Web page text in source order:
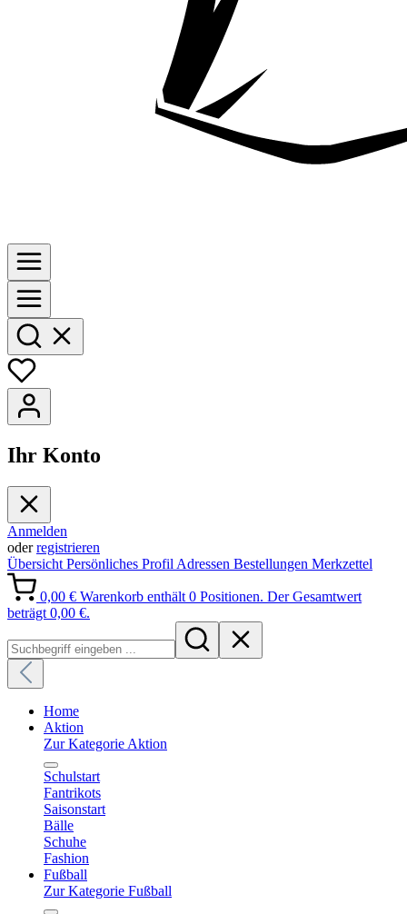
Ihr Konto
Anmelden
oderregistrieren
Übersicht Persönliches Profil Adressen Bestellungen Merkzettel
0,00 € Warenkorb enthält 0 Positionen. Der Gesamtwert
beträgt 0,00 €.
Home
Aktion
Zur Kategorie Aktion
Schulstart
Fantrikots
Saisonstart
Bälle
Schuhe
Fashion
Fußball
Zur Kategorie Fußball